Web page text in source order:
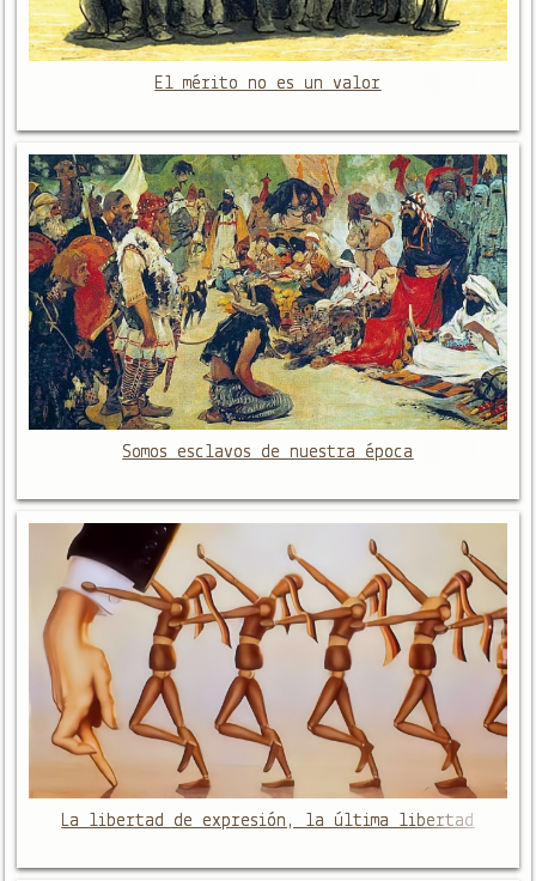
El mérito no es un valor
Somos esclavos de nuestra época
La libertad de expresión, la última libertad